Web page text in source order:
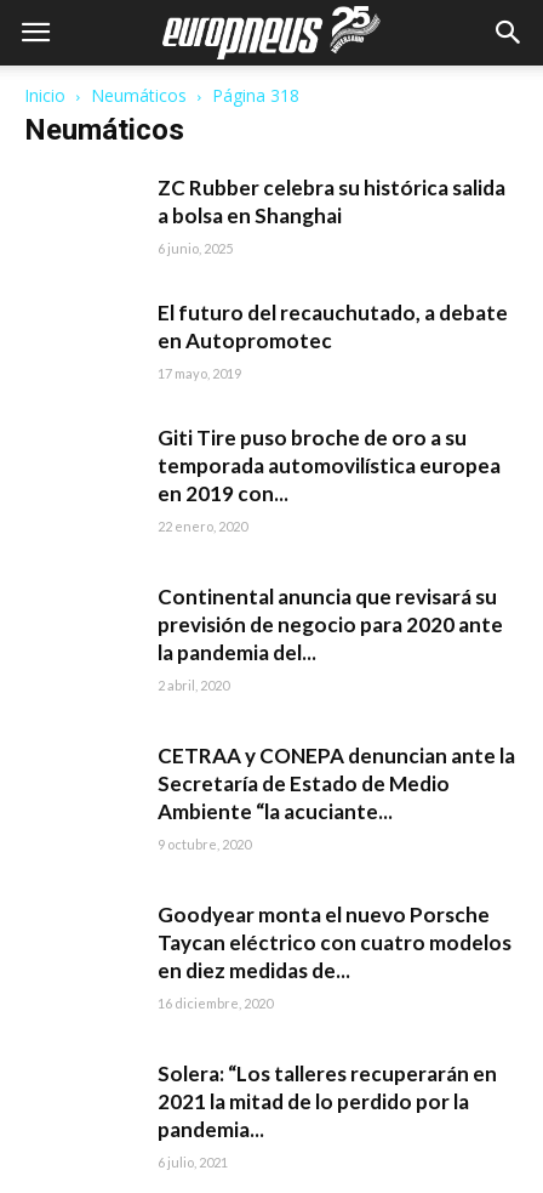
Inicio Neumáticos Página 318
Neumáticos
ZC Rubber celebra su histórica salida
a bolsa en Shanghai
6 junio, 2025
El futuro del recauchutado, a debate
en Autopromotec
17 mayo, 2019
Giti Tire puso broche de oro a su
temporada automovilística europea
en 2019 con...
22 enero, 2020
Continental anuncia que revisará su
previsión de negocio para 2020 ante
la pandemia del...
2 abril, 2020
CETRAA y CONEPA denuncian ante la
Secretaría de Estado de Medio
Ambiente “la acuciante...
9 octubre, 2020
Goodyear monta el nuevo Porsche
Taycan eléctrico con cuatro modelos
en diez medidas de...
16 diciembre, 2020
Solera: “Los talleres recuperarán en
2021 la mitad de lo perdido por la
pandemia...
6 julio, 2021